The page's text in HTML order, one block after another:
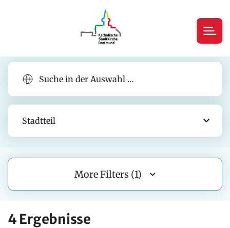
Stadtteil
More Filters (1)
4 Ergebnisse